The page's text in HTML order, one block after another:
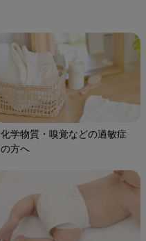
化学物質・嗅覚などの過敏症
の方へ